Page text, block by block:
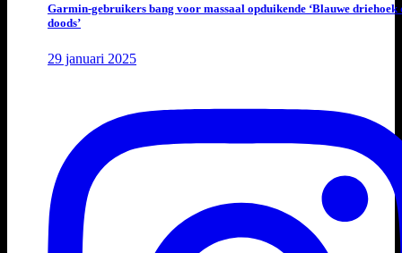
Garmin-gebruikers bang voor massaal opduikende ‘Blauwe driehoek
doods’
29 januari 2025